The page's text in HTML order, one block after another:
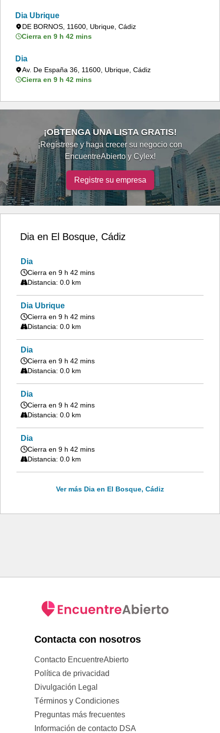
Dia Ubrique
DE BORNOS, 11600, Ubrique, Cádiz
Cierra en 9 h 42 mins
Dia
Av. De España 36, 11600, Ubrique, Cádiz
Cierra en 9 h 42 mins
¡OBTENGA UNA LISTA GRATIS!
¡Regístrese y haga crecer su negocio con
EncuentreAbierto y Cylex!
Registre su empresa
Dia en El Bosque, Cádiz
Dia
Cierra en 9 h 42 mins
Distancia: 0.0 km
Dia Ubrique
Cierra en 9 h 42 mins
Distancia: 0.0 km
Dia
Cierra en 9 h 42 mins
Distancia: 0.0 km
Dia
Cierra en 9 h 42 mins
Distancia: 0.0 km
Dia
Cierra en 9 h 42 mins
Distancia: 0.0 km
Ver más Dia en El Bosque, Cádiz
Contacta con nosotros
Contacto EncuentreAbierto
Política de privacidad
Divulgación Legal
Términos y Condiciones
Preguntas más frecuentes
Información de contacto DSA